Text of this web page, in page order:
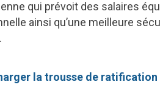
qui prévoit des salaires
ainsi qu’une meilleure
la trousse de ratification